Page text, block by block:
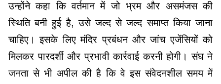
उन्होंने कहा कि वर्तमान में जो भ्रम और असमंजस की
स्थिति बनी हुई है, उसे जल्द से जल्द समाप्त किया जाना
चाहिए। इसके लिए मंदिर प्रबंधन और जांच एजेंसियों को
मिलकर पारदर्शी और प्रभावी कार्रवाई करनी होगी। संघ ने
जनता से भी अपील की है कि वे इस संवेदनशील समय में